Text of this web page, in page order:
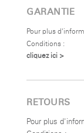
GARANTIE
Pour plus
Conditions :
cliquez ici >
RETOURS
Pour plus